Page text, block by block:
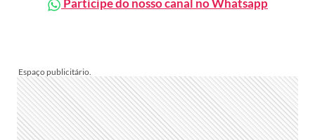
Participe do nosso canal no Whatsapp